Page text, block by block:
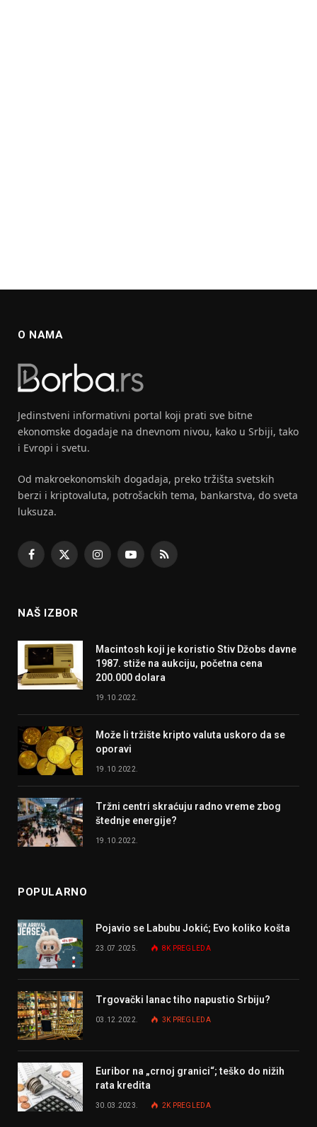
O NAMA
Jedinstveni informativni portal koji prati sve bitne
ekonomske dogadaje na dnevnom nivou, kako u Srbiji, tako
i Evropi i svetu.
Od makroekonomskih dogadaja, preko tržišta svetskih
berzi i kriptovaluta, potrošackih tema, bankarstva, do sveta
luksuza.
Facebook
X
InstagramYouTubeRSS
NAŠ IZBOR
Macintosh koji je koristio Stiv Džobs davne
1987. stiže na aukciju, početna cena
200.000 dolara
19.10.2022.
Može li tržište kripto valuta uskoro da se
oporavi
19.10.2022.
Tržni centri skraćuju radno vreme zbog
štednje energije?
19.10.2022.
POPULARNO
Pojavio se Labubu Jokić; Evo koliko košta
23.07.2025. 8K PREGLEDA
Trgovački lanac tiho napustio Srbiju?
03.12.2022. 3K PREGLEDA
Euribor na „crnoj granici“; teško do nižih
rata kredita
30.03.2023. 2K PREGLEDA